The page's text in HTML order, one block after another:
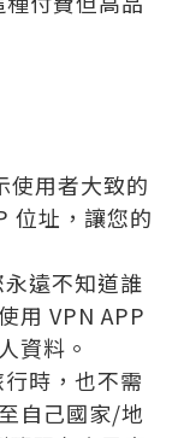
使用者大致的
位址，讓您的
永遠不知道誰
用 VPN APP
資料。
時，也不需
自己國家/地